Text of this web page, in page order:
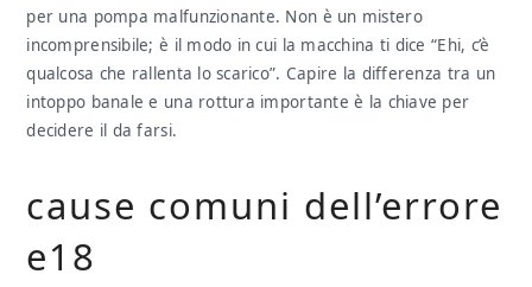
per una pompa malfunzionante. Non è un mistero
incomprensibile; è il modo in cui la macchina ti dice “Ehi, c’è
qualcosa che rallenta lo scarico”. Capire la differenza tra un
intoppo banale e una rottura importante è la chiave per
decidere il da farsi.
cause comuni dell’errore
e18